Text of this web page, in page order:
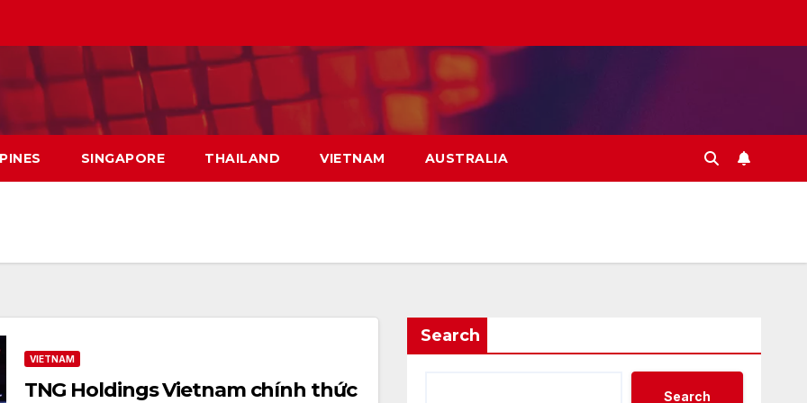
SINGAPORE THAILAND VIETNAM AUSTRALIA
VIETNAM
TNG Holdings Vietnam chính thức
Search
Search